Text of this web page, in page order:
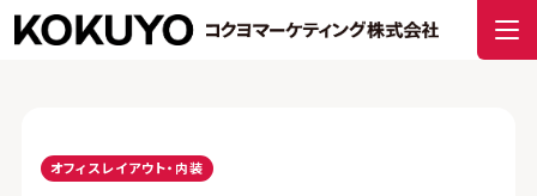
オフィスレイアウト・内装